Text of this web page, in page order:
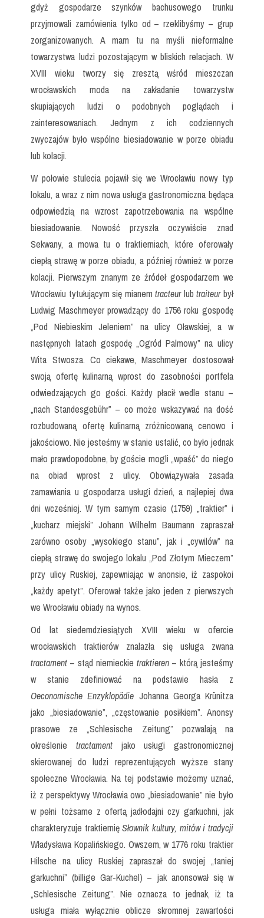
gdyż gospodarze szynków bachusowego trunku
przyjmowali zamówienia tylko od – rzeklibyśmy – grup
zorganizowanych. A mam tu na myśli nieformalne
towarzystwa ludzi pozostającym w bliskich relacjach. W
XVIII wieku tworzy się zresztą wśród mieszczan
wrocławskich moda na zakładanie towarzystw
skupiających ludzi o podobnych poglądach i
zainteresowaniach. Jednym z ich codziennych
zwyczajów było wspólne biesiadowanie w porze obiadu
lub kolacji.
W połowie stulecia pojawił się we Wrocławiu nowy typ
lokalu, a wraz z nim nowa usługa gastronomiczna będąca
odpowiedzią na wzrost zapotrzebowania na wspólne
biesiadowanie. Nowość przyszła oczywiście znad
Sekwany, a mowa tu o traktierniach, które oferowały
ciepłą strawę w porze obiadu, a później również w porze
kolacji. Pierwszym znanym ze źródeł gospodarzem we
Wrocławiu tytułującym się mianemtracteurlubtraiteurbył
Ludwig Maschmeyer prowadzący do 1756 roku gospodę
„Pod Niebieskim Jeleniem” na ulicy Oławskiej, a w
następnych latach gospodę „Ogród Palmowy” na ulicy
Wita Stwosza. Co ciekawe, Maschmeyer dostosował
swoją ofertę kulinarną wprost do zasobności portfela
odwiedzających go gości. Każdy płacił wedle stanu –
„nach Standesgebühr” – co może wskazywać na dość
rozbudowaną ofertę kulinarną zróżnicowaną cenowo i
jakościowo. Nie jesteśmy w stanie ustalić, co było jednak
mało prawdopodobne, by goście mogli „wpaść” do niego
na obiad wprost z ulicy. Obowiązywała zasada
zamawiania u gospodarza usługi dzień, a najlepiej dwa
dni wcześniej. W tym samym czasie (1759) „traktier” i
„kucharz miejski” Johann Wilhelm Baumann zapraszał
zarówno osoby „wysokiego stanu”, jak i „cywilów” na
ciepłą strawę do swojego lokalu „Pod Złotym Mieczem”
przy ulicy Ruskiej, zapewniając w anonsie, iż zaspokoi
„każdy apetyt”. Oferował także jako jeden z pierwszych
we Wrocławiu obiady na wynos.
Od lat siedemdziesiątych XVIII wieku w ofercie
wrocławskich traktierów znalazła się usługa zwana
tractament – stąd niemieckie traktieren– którą jesteśmy
w stanie zdefiniować na podstawie hasła z
Oeconomische Enzyklopädie Johanna Georga Krünitza
jako „biesiadowanie”, „częstowanie posiłkiem”. Anonsy
prasowe ze „Schlesische Zeitung” pozwalają na
określenie tractamentjako usługi gastronomicznej
skierowanej do ludzi reprezentujących wyższe stany
społeczne Wrocławia. Na tej podstawie możemy uznać,
iż z perspektywy Wrocławia owo „biesiadowanie” nie było
w pełni tożsame z ofertą jadłodajni czy garkuchni, jak
charakteryzuje traktiernięSłownik kultury, mitów i tradycji
Władysława Kopalińskiego. Owszem, w 1776 roku traktier
Hilsche na ulicy Ruskiej zapraszał do swojej „taniej
garkuchni” (billige Gar-Kuchel) – jak anonsował się w
„Schlesische Zeitung”. Nie oznacza to jednak, iż ta
usługa miała wyłącznie oblicze skromnej zawartości